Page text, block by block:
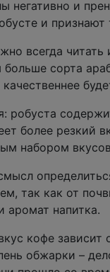
негативно и
и признают
всегда
сорта
робуста
более резкий
набором
так как от
аромат напитка.
кофе зависит
обжарки –